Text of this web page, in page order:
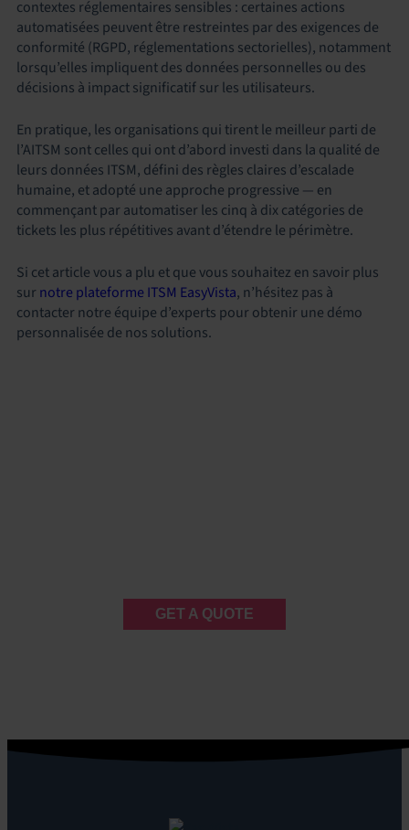
GET A QUOTE
contextes réglementaires sensibles : certaines actions
automatisées peuvent être restreintes par des exigences de
conformité (RGPD, réglementations sectorielles), notamment
lorsqu’elles impliquent des données personnelles ou des
décisions à impact significatif sur les utilisateurs.
En pratique, les organisations qui tirent le meilleur parti de
l’AITSM sont celles qui ont d’abord investi dans la qualité de
leurs données ITSM, défini des règles claires d’escalade
humaine, et adopté une approche progressive — en
commençant par automatiser les cinq à dix catégories de
tickets les plus répétitives avant d’étendre le périmètre.
Si cet article vous a plu et que vous souhaitez en savoir plus
sur notre plateforme ITSM EasyVista, n’hésitez pas à
contacter notre équipe d’experts pour obtenir une démo
personnalisée de nos solutions.